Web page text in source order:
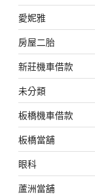
愛妮雅
房屋二胎
新莊機車借款
未分類
板橋機車借款
板橋當舖
眼科
蘆洲當舖